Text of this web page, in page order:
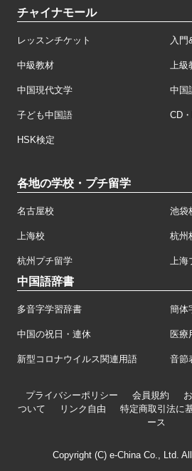
チャイナモール
レッスンチケット 入門
中級教材 上級
中国現代文学 中国
子ども中国語 CD
HSK検定
各地の学校・プチ留学
名古屋校 池袋
上海校 杭州
杭州プチ留学 上海
中国語辞書
多音字学習辞書 簡体
中国の祝日・連休 医療
新型コロナウイルス関連用語 音節
プライバシーポリシー 会員規約
ついて
リンク自由 特定商取引法に
ース
Copyright (C) e-China Co., Ltd.